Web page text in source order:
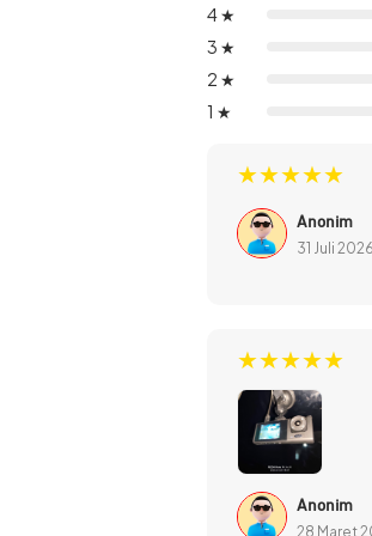
4 ★
3 ★
2 ★
1 ★
★★★★★
Anonim
31 Juli 2026
★★★★★
Anonim
28 Maret